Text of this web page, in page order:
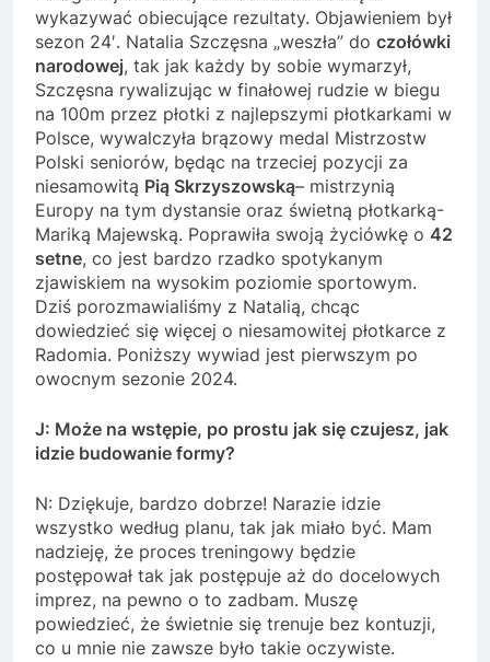
wykazywać obiecujące rezultaty. Objawieniem był
sezon 24′. Natalia Szczęsna „weszła” do czołówki
narodowej, tak jak każdy by sobie wymarzył,
Szczęsna rywalizując w finałowej rudzie w biegu
na 100m przez płotki z najlepszymi płotkarkami w
Polsce, wywalczyła brązowy medal Mistrzostw
Polski seniorów, będąc na trzeciej pozycji za
niesamowitą Pią Skrzyszowską– mistrzynią
Europy na tym dystansie oraz świetną płotkarką-
Mariką Majewską. Poprawiła swoją życiówkę o 42
setne, co jest bardzo rzadko spotykanym
zjawiskiem na wysokim poziomie sportowym.
Dziś porozmawialiśmy z Natalią, chcąc
dowiedzieć się więcej o niesamowitej płotkarce z
Radomia. Poniższy wywiad jest pierwszym po
owocnym sezonie 2024.
J: Może na wstępie, po prostu jak się czujesz, jak
idzie budowanie formy?
N: Dziękuje, bardzo dobrze! Narazie idzie
wszystko według planu, tak jak miało być. Mam
nadzieję, że proces treningowy będzie
postępował tak jak postępuje aż do docelowych
imprez, na pewno o to zadbam. Muszę
powiedzieć, że świetnie się trenuje bez kontuzji,
co u mnie nie zawsze było takie oczywiste.